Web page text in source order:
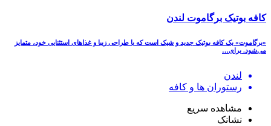
کافه بوتیک برگاموت لندن
«برگاموت» یک کافه بوتیک جدید و شیک است که با طراحی زیبا و غذاهای استثنایی خود، متمایز
می‌شود. برای…
لندن
رستوران ھا و کافه
مشاهده سریع
نشانک